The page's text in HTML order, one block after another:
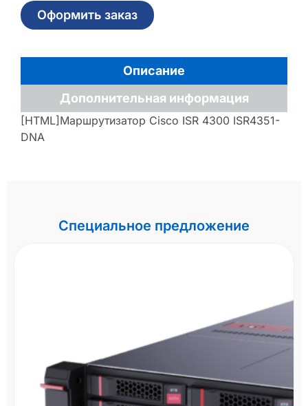
Оформить заказ
Описание
Дополнительная информация
[HTML]Маршрутизатор Cisco ISR 4300 ISR4351-
DNA
Специальное предложение